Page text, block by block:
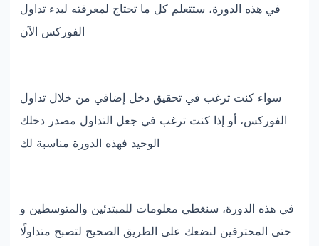
في هذه الدورة، ستتعلم كل ما تحتاج لمعرفته لبدء تداول
الفوركس الآن
سواء كنت ترغب في تحقيق دخل إضافي من خلال تداول
الفوركس، أو إذا كنت ترغب في جعل التداول مصدر دخلك
الوحيد فهذه الدورة مناسبة لك
في هذه الدورة، سنغطي معلومات للمبتدئين والمتوسطين و
حتى المحترفين لنضعك على الطريق الصحيح لتصبح متداولًا